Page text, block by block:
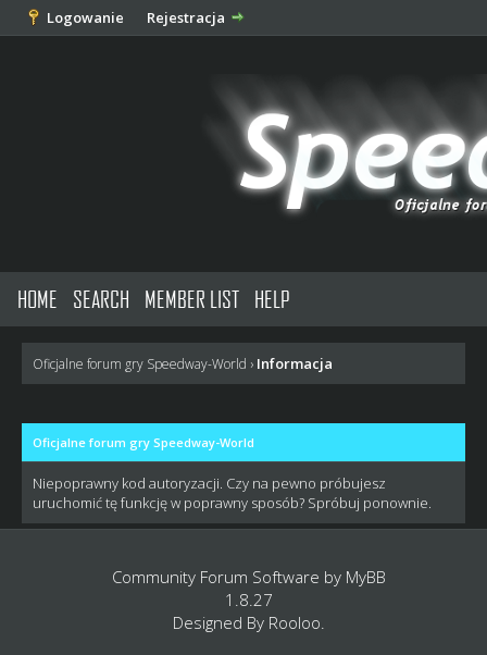
Logowanie Rejestracja
HOME SEARCH MEMBER LIST HELP
Oficjalne forum gry Speedway-World › Informacja
Oficjalne forum gry Speedway-World
Niepoprawny kod autoryzacji. Czy na pewno próbujesz
uruchomić tę funkcję w poprawny sposób? Spróbuj ponownie.
Community Forum Software by MyBB
1.8.27
Designed By Rooloo.